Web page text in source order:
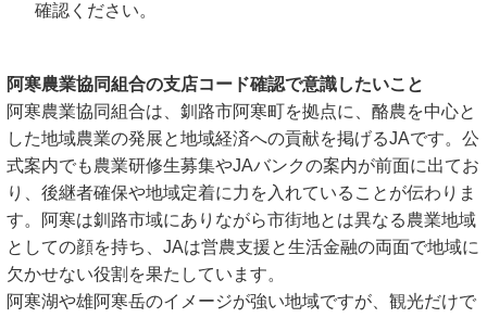
確認ください。
阿寒農業協同組合の支店コード確認で意識したいこと
阿寒農業協同組合は、釧路市阿寒町を拠点に、酪農を中心と
した地域農業の発展と地域経済への貢献を掲げるJAです。公
式案内でも農業研修生募集やJAバンクの案内が前面に出てお
り、後継者確保や地域定着に力を入れていることが伝わりま
す。阿寒は釧路市域にありながら市街地とは異なる農業地域
としての顔を持ち、JAは営農支援と生活金融の両面で地域に
欠かせない役割を果たしています。
阿寒湖や雄阿寒岳のイメージが強い地域ですが、観光だけで